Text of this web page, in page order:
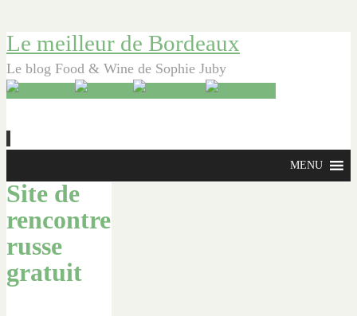
Le meilleur de Bordeaux
Le blog Food & Wine de Sophie Juby
au
contenu
principal
MENU
Site de
rencontre
russe
gratuit